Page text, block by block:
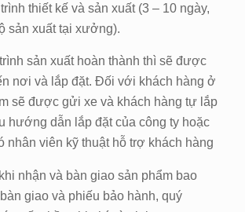
thiết kế và sản xuất (3 – 10 ngày,
sản xuất tại xưởng).
sản xuất hoàn thành thì sẽ được
nơi và lắp đặt. Đối với khách hàng ở
sẽ được gửi xe và khách hàng tự lắp
hướng dẫn lắp đặt của công ty hoặc
nhân viên kỹ thuật hỗ trợ khách hàng
nhận và bàn giao sản phẩm bao
giao và phiếu bảo hành, quý